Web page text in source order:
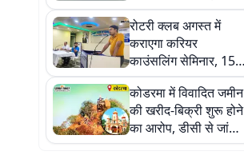
जेएससीए से हस्तक्षेप की
मांग
रोटरी क्लब अगस्त में
कराएगा करियर
काउंसलिंग सेमिनार, 15
अगस्त को होगा
ध्वजारोहण
कोडरमा में विवादित जमीन
की खरीद-बिक्री शुरू होने
का आरोप, डीसी से जांच
और कार्रवाई की मांग